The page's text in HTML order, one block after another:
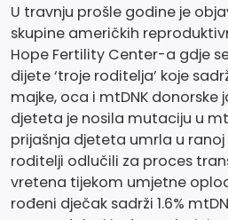
U travnju prošle godine je
skupine američkih
Hope Fertility Center-a gdje
dijete ‘troje roditelja’ koje
majke, oca i mtDNK donorske
djeteta je nosila mutaciju u
prijašnja djeteta umrla u
roditelji odlučili za proces
vretena tijekom umjetne
rođeni dječak sadrži 1.6%